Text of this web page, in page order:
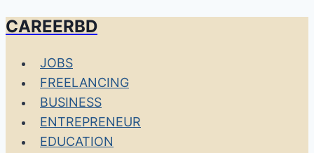
Skip
content
CAREERBD
JOBS
FREELANCING
BUSINESS
ENTREPRENEUR
EDUCATION